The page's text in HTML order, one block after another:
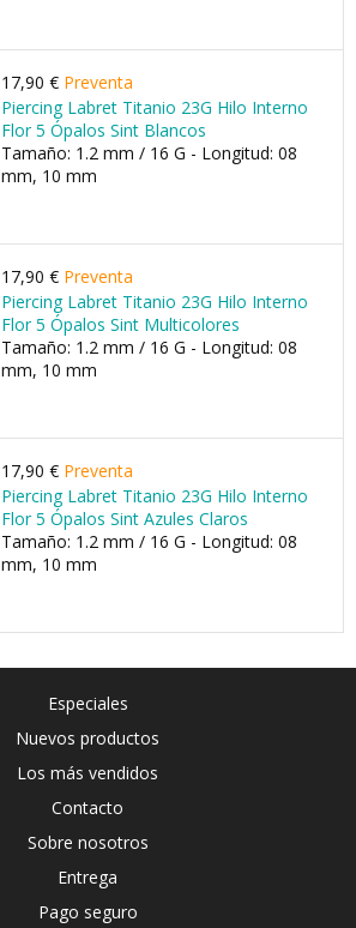
17,90 € Preventa
Piercing Labret Titanio 23G Hilo Interno
Flor 5 Ópalos Sint Blancos
Tamaño: 1.2 mm / 16 G - Longitud: 08
mm, 10 mm
17,90 € Preventa
Piercing Labret Titanio 23G Hilo Interno
Flor 5 Ópalos Sint Multicolores
Tamaño: 1.2 mm / 16 G - Longitud: 08
mm, 10 mm
17,90 € Preventa
Piercing Labret Titanio 23G Hilo Interno
Flor 5 Ópalos Sint Azules Claros
Tamaño: 1.2 mm / 16 G - Longitud: 08
mm, 10 mm
Especiales
Nuevos productos
Los más vendidos
Contacto
Sobre nosotros
Entrega
Pago seguro